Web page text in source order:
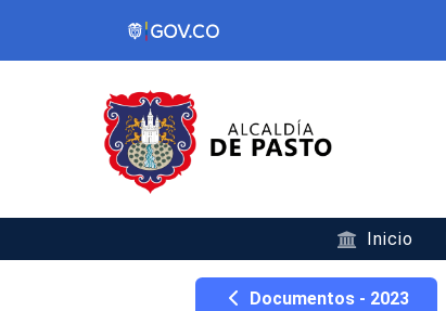
Inicio
Documentos - 2023